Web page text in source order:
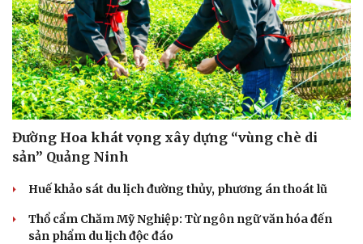
Đường Hoa khát vọng xây dựng “vùng chè di
sản” Quảng Ninh
Huế khảo sát du lịch đường thủy, phương án thoát lũ
Thổ cẩm Chăm Mỹ Nghiệp: Từ ngôn ngữ văn hóa đến
sản phẩm du lịch độc đáo